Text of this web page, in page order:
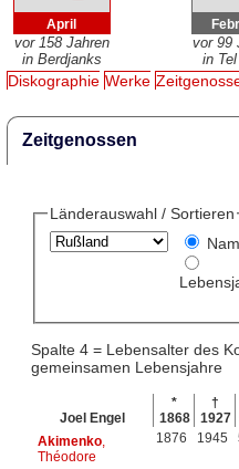
April
vor 158 Jahren
in Berdjanks
vor 99
in
Diskographie Werke
Zeitgenossen
Länderauswahl / Sortieren
Spalte 4 = Lebensalter des
gemeinsamen Lebensjahre
Joel Engel
*
1868
†
1927
Akimenko,
Théodore
1876 1945